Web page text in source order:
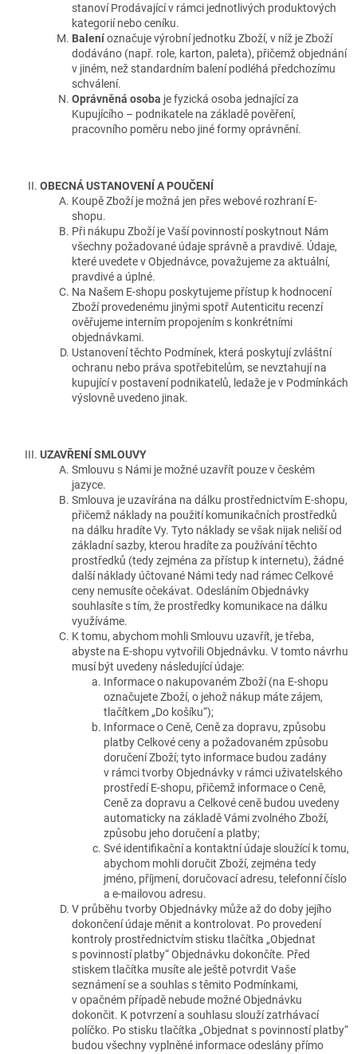
stanoví Prodávající v rámci jednotlivých produktových
kategorií nebo ceníku.
Baleníoznačuje výrobní jednotku Zboží, v níž je Zboží
dodáváno (např. role, karton, paleta), přičemž objednání
v jiném, než standardním balení podléhá předchozímu
schválení.
Oprávněná osoba je fyzická osoba jednající za
Kupujícího – podnikatele na základě pověření,
pracovního poměru nebo jiné formy oprávnění.
OBECNÁ USTANOVENÍ A POUČENÍ
Koupě Zboží je možná jen přes webové rozhraní E-
shopu.
Při nákupu Zboží je Vaší povinností poskytnout Nám
všechny požadované údaje správně a pravdivě. Údaje,
které uvedete v Objednávce, považujeme za aktuální,
pravdivé a úplné.
Na Našem E‑shopu poskytujeme přístup k hodnocení
Zboží provedenému jinými spotř Autenticitu recenzí
ověřujeme interním propojením s konkrétními
objednávkami.
Ustanovení těchto Podmínek, která poskytují zvláštní
ochranu nebo práva spotřebitelům, se nevztahují na
kupující v postavení podnikatelů, ledaže je v Podmínkách
výslovně uvedeno jinak.
UZAVŘENÍ SMLOUVY
Smlouvu s Námi je možné uzavřít pouze v českém
jazyce.
Smlouva je uzavírána na dálku prostřednictvím E-shopu,
přičemž náklady na použití komunikačních prostředků
na dálku hradíte Vy. Tyto náklady se však nijak neliší od
základní sazby, kterou hradíte za používání těchto
prostředků (tedy zejména za přístup k internetu), žádné
další náklady účtované Námi tedy nad rámec Celkové
ceny nemusíte očekávat. Odesláním Objednávky
souhlasíte s tím, že prostředky komunikace na dálku
využíváme.
K tomu, abychom mohli Smlouvu uzavřít, je třeba,
abyste na E-shopu vytvořili Objednávku. V tomto návrhu
musí být uvedeny následující údaje:
Informace o nakupovaném Zboží (na E-shopu
označujete Zboží, o jehož nákup máte zájem,
tlačítkem „Do košíku“);
Informace o Ceně, Ceně za dopravu, způsobu
platby Celkové ceny a požadovaném způsobu
doručení Zboží; tyto informace budou zadány
v rámci tvorby Objednávky v rámci uživatelského
prostředí E-shopu, přičemž informace o Ceně,
Ceně za dopravu a Celkové ceně budou uvedeny
automaticky na základě Vámi zvolného Zboží,
způsobu jeho doručení a platby;
Své identifikační a kontaktní údaje sloužící k tomu,
abychom mohli doručit Zboží, zejména tedy
jméno, příjmení, doručovací adresu, telefonní číslo
a e-mailovou adresu.
V průběhu tvorby Objednávky může až do doby jejího
dokončení údaje měnit a kontrolovat. Po provedení
kontroly prostřednictvím stisku tlačítka „Objednat
s povinností platby“ Objednávku dokončíte. Před
stiskem tlačítka musíte ale ještě potvrdit Vaše
seznámení se a souhlas s těmito Podmínkami,
v opačném případě nebude možné Objednávku
dokončit. K potvrzení a souhlasu slouží zatrhávací
políčko. Po stisku tlačítka „Objednat s povinností platby“
budou všechny vyplněné informace odeslány přímo